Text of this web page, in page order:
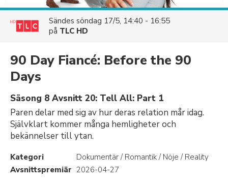
Sändes söndag 17/5, 14:40 - 16:55
på TLC HD
90 Day Fiancé: Before the 90
Days
Säsong 8 Avsnitt 20: Tell All: Part 1
Paren delar med sig av hur deras relation mår idag.
Självklart kommer många hemligheter och
bekännelser till ytan.
Kategori
Dokumentär / Romantik / Nöje / Reality
Avsnittspremiär 2026-04-27